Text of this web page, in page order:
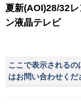
夏新(AOI)28/32
ン液晶テレビ
ここで表示される
はお問い合わせくだ